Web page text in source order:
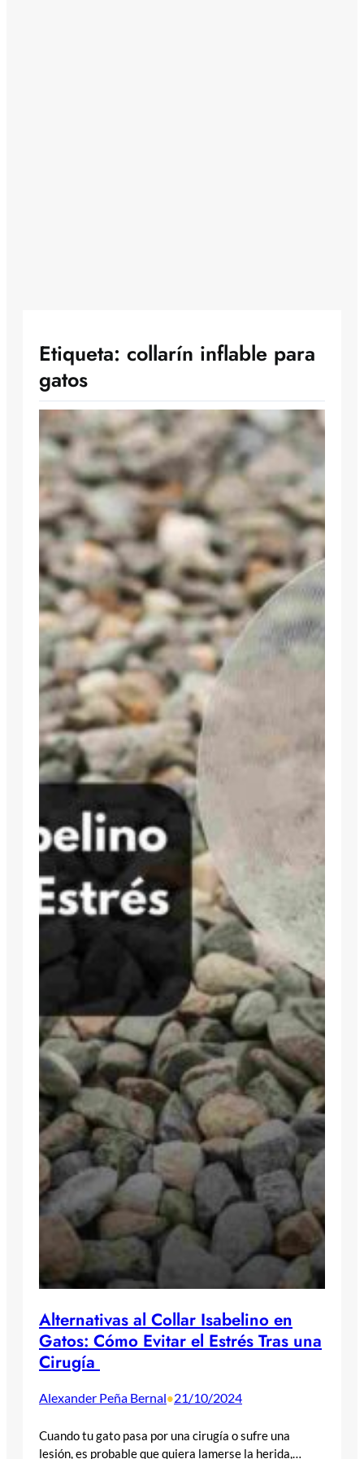
Etiqueta: collarín inflable para
gatos
Alternativas al Collar Isabelino en
Gatos: Cómo Evitar el Estrés Tras una
Cirugía
Alexander Peña Bernal•21/10/2024
Cuando tu gato pasa por una cirugía o sufre una
lesión, es probable que quiera lamerse la herida,…